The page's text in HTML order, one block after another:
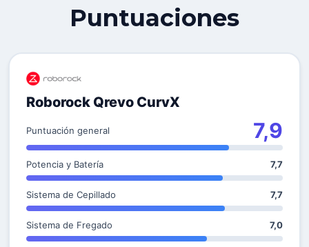
Puntuaciones
Roborock Qrevo CurvX
Puntuación general 7,9
Potencia y Batería 7,7
Sistema de Cepillado 7,7
Sistema de Fregado 7,0